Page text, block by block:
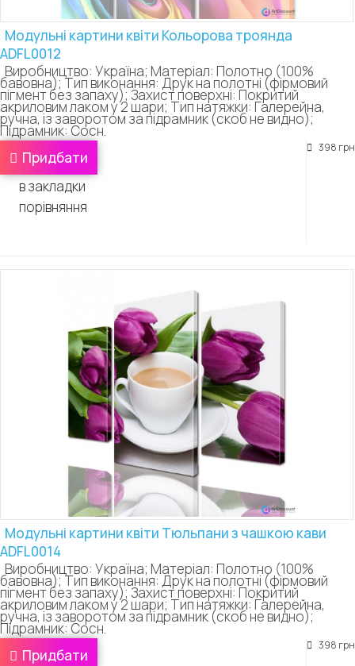
Модульні картини квіти Кольорова троянда
ADFL0012
Виробництво: Україна; Матеріал: Полотно (100%
бавовна); Тип виконання: Друк на полотні (фірмовий
пігмент без запаху); Захист поверхні: Покритий
акриловим лаком у 2 шари; Тип натяжки: Галерейна,
ручна, із заворотом за підрамник (скоб не видно);
Підрамник: Сосн.
398 грн
Придбати
в закладки
порівняння
Модульні картини квіти Тюльпани з чашкою кави
ADFL0014
Виробництво: Україна; Матеріал: Полотно (100%
бавовна); Тип виконання: Друк на полотні (фірмовий
пігмент без запаху); Захист поверхні: Покритий
акриловим лаком у 2 шари; Тип натяжки: Галерейна,
ручна, із заворотом за підрамник (скоб не видно);
Підрамник: Сосн.
398 грн
Придбати